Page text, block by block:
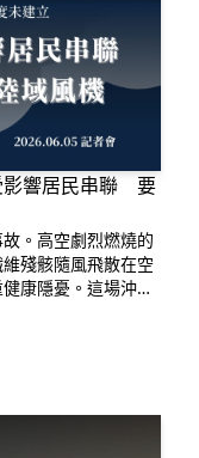
影響居民串聯 要
。高空劇烈燃燒的
殘骸隨風飛散在空
康隱憂。這場沖天
口浪尖。然而，這
風受損的風機殘
二十餘年來，這些
制度缺失」的縮